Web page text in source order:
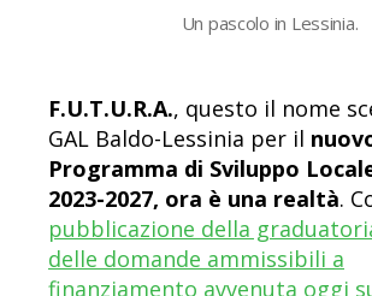
Un pascolo in Lessinia.
F.U.T.U.R.A., questo il nome
GAL Baldo-Lessinia per il
Programma di Sviluppo
2023-2027, ora è una realtà.
pubblicazione della
delle domande ammissibili a
finanziamento avvenuta oggi